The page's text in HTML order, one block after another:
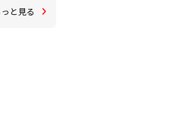
と見る